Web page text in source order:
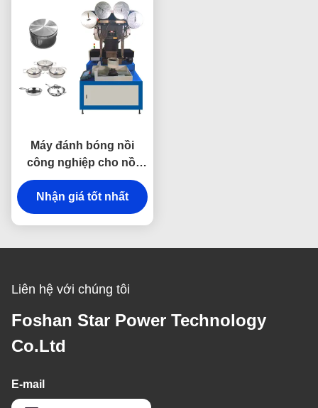
Máy đánh bóng nồi
công nghiệp cho nồi
cơm điện kim loại được
chứng nhận ISO
Nhận giá tốt nhất
Liên hệ với chúng tôi
Foshan Star Power Technology
Co.Ltd
E-mail